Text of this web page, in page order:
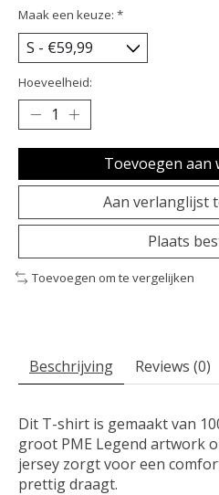
Maak een keuze: *
Hoeveelheid:
Toevoegen aan
Aan verlanglijst
Plaats
Toevoegen om te vergelijken
Beschrijving Reviews (0)
Dit T-shirt is gemaakt van
groot PME Legend artwork
jersey zorgt voor een
prettig draagt.